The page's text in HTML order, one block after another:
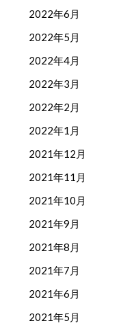
2022年6月
2022年5月
2022年4月
2022年3月
2022年2月
2022年1月
2021年12月
2021年11月
2021年10月
2021年9月
2021年8月
2021年7月
2021年6月
2021年5月